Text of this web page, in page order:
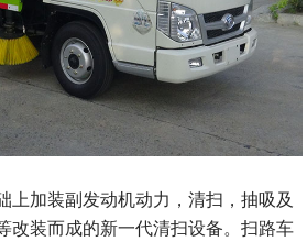
上加装副发动机动力，清扫，抽吸及
改装而成的新一代清扫设备。扫路车